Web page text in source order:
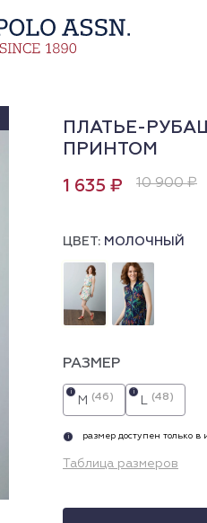
ПЛАТЬЕ-
ПРИНТОМ
1 635 ₽ 10 900 ₽
ЦВЕТ: МОЛОЧНЫЙ
РАЗМЕР
M (46)
i
L (48)
i
i размер доступен только
Таблица размеров